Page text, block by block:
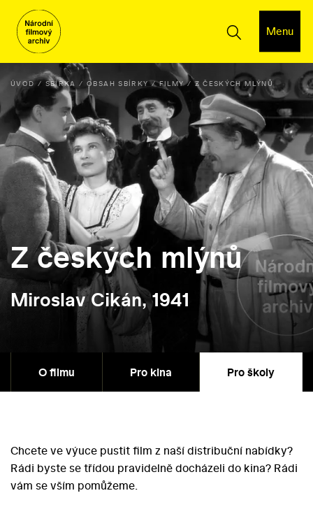
Menu
ÚVOD SBÍRKA OBSAH SBÍRKY FILMY Z ČESKÝCH MLÝNŮ
Z českých mlýnů
Miroslav Cikán, 1941
O filmu Pro kina Pro školy
Chcete ve výuce pustit film z naší distribuční nabídky?
Rádi byste se třídou pravidelně docházeli do kina? Rádi
vám se vším pomůžeme.